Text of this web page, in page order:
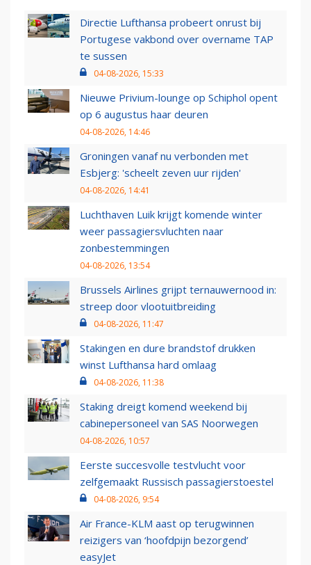
Directie Lufthansa probeert onrust bij
Portugese vakbond over overname TAP
te sussen
04-08-2026, 15:33
Nieuwe Privium-lounge op Schiphol opent
op 6 augustus haar deuren
04-08-2026, 14:46
Groningen vanaf nu verbonden met
Esbjerg: 'scheelt zeven uur rijden'
04-08-2026, 14:41
Luchthaven Luik krijgt komende winter
weer passagiersvluchten naar
zonbestemmingen
04-08-2026, 13:54
Brussels Airlines grijpt ternauwernood in:
streep door vlootuitbreiding
04-08-2026, 11:47
Stakingen en dure brandstof drukken
winst Lufthansa hard omlaag
04-08-2026, 11:38
Staking dreigt komend weekend bij
cabinepersoneel van SAS Noorwegen
04-08-2026, 10:57
Eerste succesvolle testvlucht voor
zelfgemaakt Russisch passagierstoestel
04-08-2026, 9:54
Air France-KLM aast op terugwinnen
reizigers van ‘hoofdpijn bezorgend’
easyJet